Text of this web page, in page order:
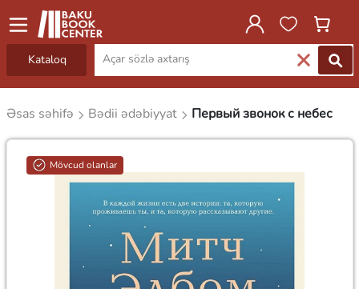
Kataloq
Əsas səhifə Bədii ədəbiyyat Первый звонок с небес
Mövcud olanlar